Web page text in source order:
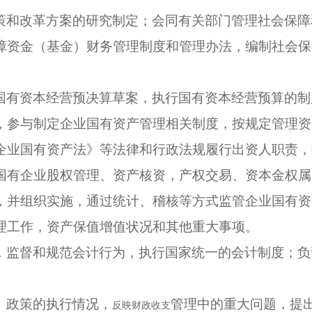
改革方案的研究制定；会同有关部门管理社会保
金（基金）财务管理制度和管理办法，编制社会
资本经营预决算草案，执行国有资本经营预算的
与制定企业国有资产管理相关制度，按规定管理
国有资产法》等法律和行政法规履行出资人职责
企业股权管理、资产核资，产权交易、资本金权
组织实施，通过统计、稽核等方式监管企业国有
作，资产保值增值状况和其他重大事项。
督和规范会计行为，执行国家统一的会计制度；
策的执行情况， 反映财政收支管理中的重大问题，提